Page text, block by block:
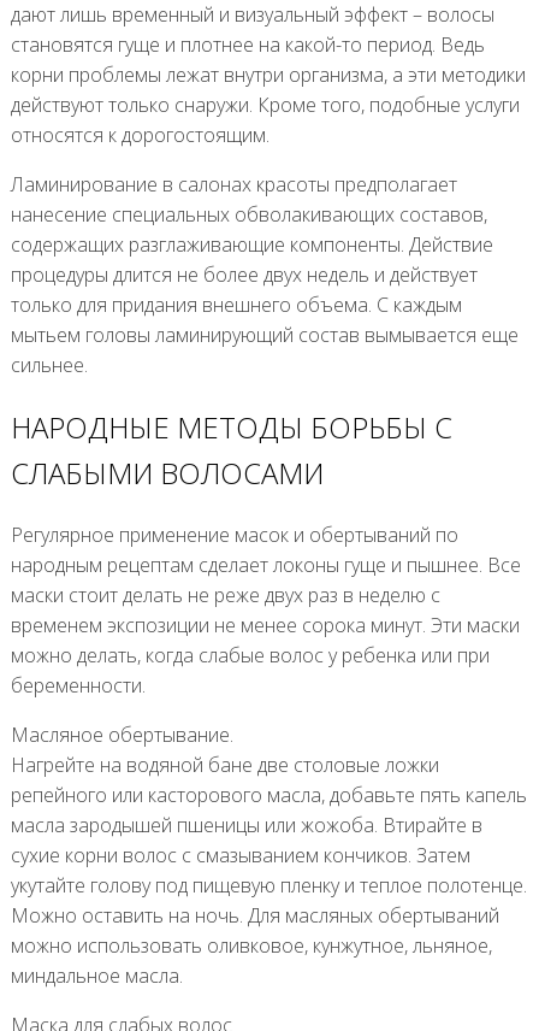
дают лишь временный и визуальный эффект – волосы
становятся гуще и плотнее на какой-то период. Ведь
корни проблемы лежат внутри организма, а эти методики
действуют только снаружи. Кроме того, подобные услуги
относятся к дорогостоящим.
Ламинирование в салонах красоты предполагает
нанесение специальных обволакивающих составов,
содержащих разглаживающие компоненты. Действие
процедуры длится не более двух недель и действует
только для придания внешнего объема. С каждым
мытьем головы ламинирующий состав вымывается еще
сильнее.
НАРОДНЫЕ МЕТОДЫ БОРЬБЫ С
СЛАБЫМИ ВОЛОСАМИ
Регулярное применение масок и обертываний по
народным рецептам сделает локоны гуще и пышнее. Все
маски стоит делать не реже двух раз в неделю с
временем экспозиции не менее сорока минут. Эти маски
можно делать, когда слабые волос у ребенка или при
беременности.
Масляное обертывание.
Нагрейте на водяной бане две столовые ложки
репейного или касторового масла, добавьте пять капель
масла зародышей пшеницы или жожоба. Втирайте в
сухие корни волос с смазыванием кончиков. Затем
укутайте голову под пищевую пленку и теплое полотенце.
Можно оставить на ночь. Для масляных обертываний
можно использовать оливковое, кунжутное, льняное,
миндальное масла.
Маска для слабых волос